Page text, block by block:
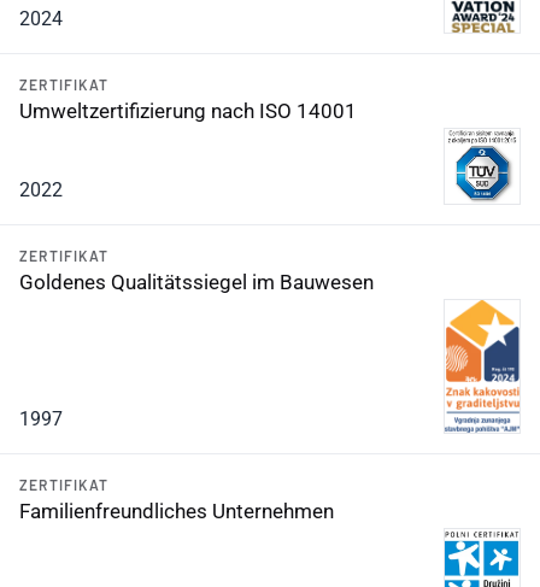
2024
ZERTIFIKAT
Umweltzertifizierung nach ISO 14001
2022
ZERTIFIKAT
Goldenes Qualitätssiegel im Bauwesen
1997
ZERTIFIKAT
Familienfreundliches Unternehmen